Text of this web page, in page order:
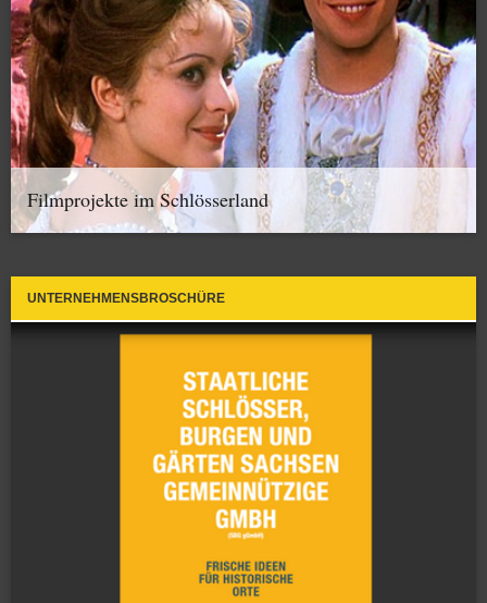
Filmprojekte im Schlösserland
UNTERNEHMENSBROSCHÜRE